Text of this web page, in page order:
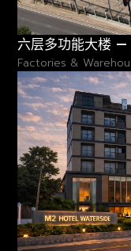
六层多功能大楼 —
Factories &